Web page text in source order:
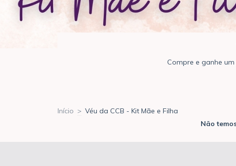
Compre e ganhe
Início > Véu da CCB - Kit Mãe e Filha
Não